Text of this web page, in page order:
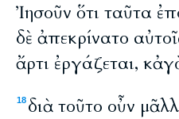
Ἰησοῦν ὅτι ταῦτα
δὲ ἀπεκρίνατο
ἄρτι ἐργάζεται,
18 διὰ τοῦτο οὖν